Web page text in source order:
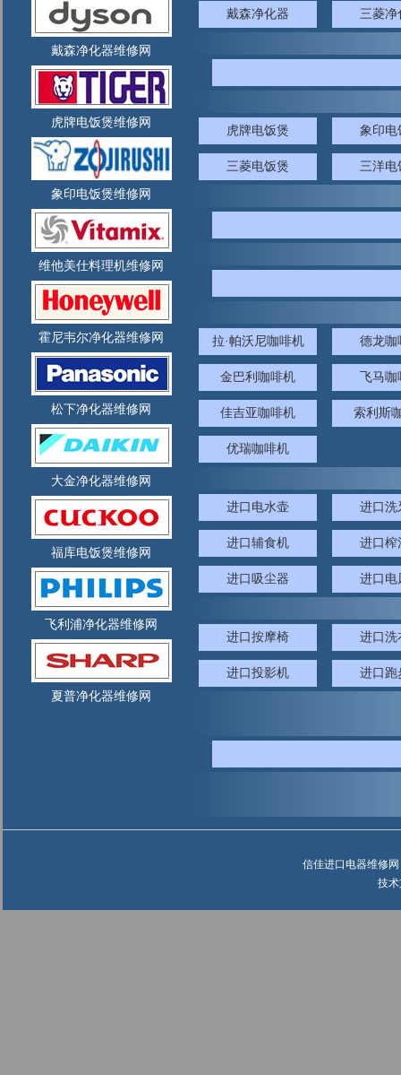
戴森净化器维修网
虎牌电饭煲维修网
象印电饭煲维修网
维他美仕料理机维修网
霍尼韦尔净化器维修网
松下净化器维修网
大金净化器维修网
福库电饭煲维修网
飞利浦净化器维修网
夏普净化器维修网
戴森净化器 三菱净
虎牌电饭煲 象印电
三菱电饭煲 三洋电
拉·帕沃尼咖啡机 德龙咖
金巴利咖啡机 飞马
佳吉亚咖啡机 索利斯
优瑞咖啡机
进口电水壶 进口洗
进口辅食机 进口榨
进口吸尘器 进口电
进口按摩椅 进口洗
进口投影机 进口跑
信佳进口电器维修
技